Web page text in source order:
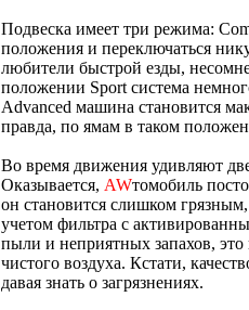
Подвеска имеет три режима:
положения и переключаться
любители быстрой езды,
положении Sport система
Advanced машина становится
правда, по ямам в таком
Во время движения удивляют
Оказывается, AWтомобиль
он становится слишком
учетом фильтра с
пыли и неприятных запахов,
чистого воздуха. Кстати,
давая знать о загрязнениях.